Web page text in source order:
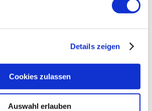
Details zeigen
Cookies zulassen
Auswahl erlauben